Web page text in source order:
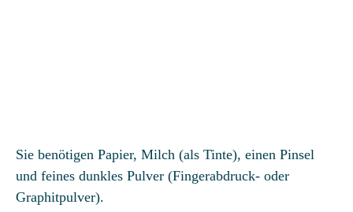
Sie benötigen Papier, Milch (als Tinte), einen Pinsel
und feines dunkles Pulver (Fingerabdruck- oder
Graphitpulver).
Die Detektiv-Schatzsuche „Der Juwelenraub“
Direkt zur Detektiv-Schatzsuche